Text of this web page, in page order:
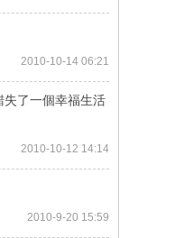
2010-10-14 06:21
了一個幸福生活
2010-10-12 14:14
2010-9-20 15:59